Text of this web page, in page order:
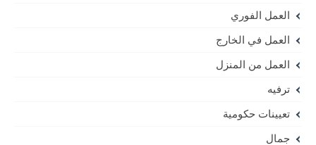
العمل الفوري
العمل في الخارج
العمل من المنزل
ترفيه
تعيينات حكومية
جمال